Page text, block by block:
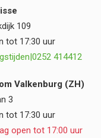
109
tot 17:30 uur
|0252 414412
Valkenburg (ZH)
3
tot 17:30 uur
open tot 17:00 uur